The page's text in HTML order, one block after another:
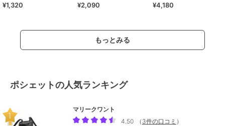
¥1,320 ¥2,090 ¥4,180
もっとみる
ポシェットの人気ランキング
マリークワント
4.50
（ 3件の口コミ ）